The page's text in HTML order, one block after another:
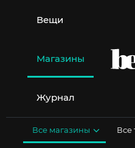
содержимому
Вещи
Магазины
Журнал
Все магазины Все